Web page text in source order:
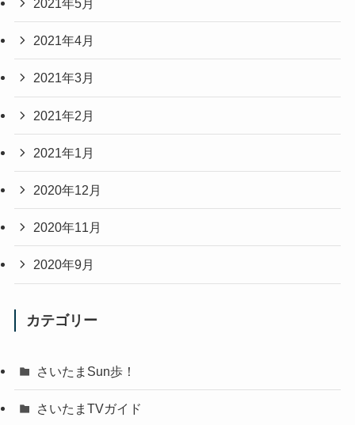
2021年5月
2021年4月
2021年3月
2021年2月
2021年1月
2020年12月
2020年11月
2020年9月
カテゴリー
さいたまSun歩！
さいたまTVガイド